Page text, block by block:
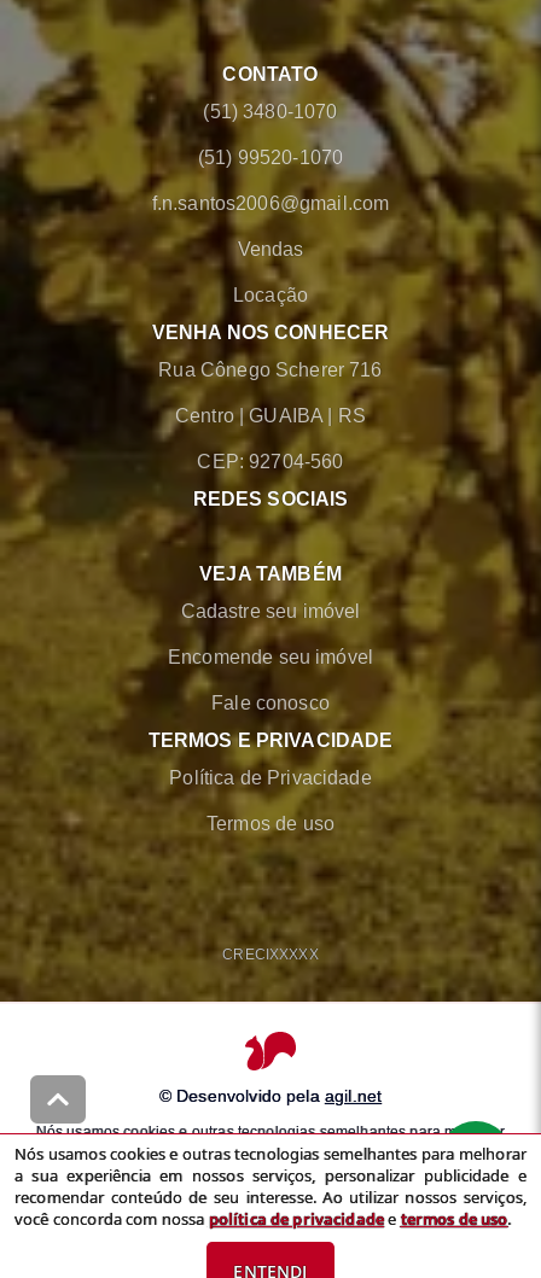
CONTATO
(51) 3480-1070
(51) 99520-1070
f.n.santos2006@gmail.com
Vendas
Locação
VENHA NOS CONHECER
Rua Cônego Scherer 716
Centro |GUAIBA RS
CEP: 92704-560
REDES SOCIAIS
VEJA TAMBÉM
Cadastre seu imóvel
Encomende seu imóvel
Fale conosco
TERMOS E PRIVACIDADE
Política de Privacidade
Termos de uso
CRECIXXXXX
© Desenvolvido pela agil.net
Nós usamos cookies e outras tecnologias semelhantes para melhorar
a sua experiência em nossos serviços, personalizar publicidade e
recomendar conteúdo de seu interesse. Ao utilizar nossos serviços,
você concorda com nossapolítica de privacidadeetermos de uso
Nós usamos cookies e outras tecnologias semelhantes para melhorar
a sua experiência em nossos serviços, personalizar publicidade e
recomendar conteúdo de seu interesse. Ao utilizar nossos serviços,
você concorda com nossa política de privacidadeetermos de uso.
ENTENDI